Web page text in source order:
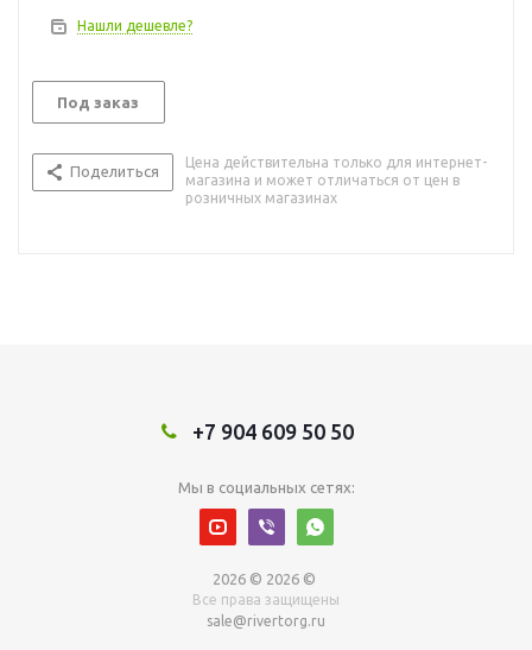
Нашли дешевле?
Под заказ
Поделиться
Цена действительна только для интернет-
магазина и может отличаться от цен в
розничных магазинах
+7 904 609 50 50
Мы в социальных сетях:
2026 © 2026 ©
Все права защищены
sale@rivertorg.ru